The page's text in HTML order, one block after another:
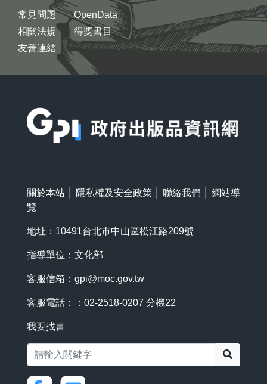
常見問題
相關法規
友善連結
OpenData
得獎書目
關於本站 隱私權及安全政策 聯絡我們
網站導
覽
地址：10491台北市中山區松江路209號
指導單位：文化部
客服信箱： gpi@moc.gov.tw
客服電話：：02-2518-0207 分機22
我要找書